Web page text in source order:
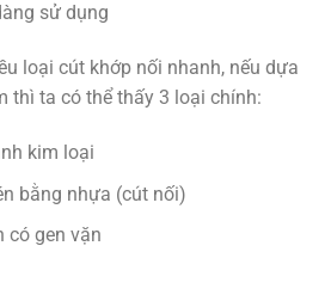
sử dụng
loại cút khớp nối nhanh, nếu dựa
thì ta có thể thấy 3 loại chính:
kim loại
bằng nhựa (cút nối)
có gen vặn